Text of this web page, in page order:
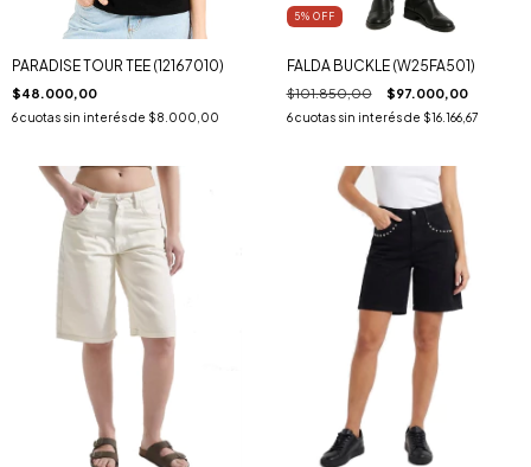
PARADISE TOUR TEE (12167010)
$48.000,00
6cuotas sin interés de $8.000,00
5% OFF
FALDA BUCKLE (W25FA501)
$101.850,00 $97.000,00
6 cuotas sin interés de $16.166,67